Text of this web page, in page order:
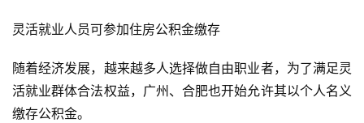
每
好
诗
灵活就业人员可参加住房公积金缴存
随着经济发展，越来越多人选择做自由职业者，为了满足灵
活就业群体合法权益，广州、合肥也开始允许其以个人名义
缴存公积金。